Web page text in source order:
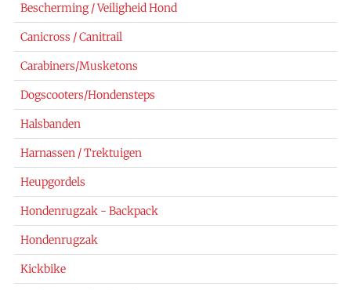
Bescherming / Veiligheid Hond
Canicross / Canitrail
Carabiners/Musketons
Dogscooters/Hondensteps
Halsbanden
Harnassen / Trektuigen
Heupgordels
Hondenrugzak - Backpack
Hondenrugzak
Kickbike